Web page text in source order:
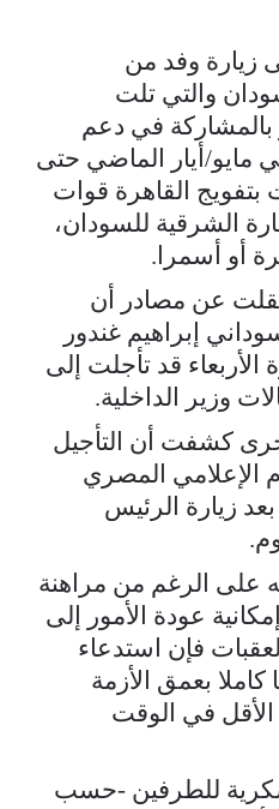
زيارة وفد من
والتي تلت
بالمشاركة في دعم
مايو/أيار الماضي حتى
القاهرة قوات
الشرقية للسودان،
أو أسمرا.
عن مصادر أن
إبراهيم غندور
الأربعاء قد تأجلت إلى
وزير الداخلية.
كشفت أن التأجيل
الإعلامي المصري
زيارة الرئيس
على الرغم من مراهنة
عودة الأمور إلى
فإن استدعاء
كاملا بعمق الأزمة
الأقل في الوقت
للطرفين -حسب